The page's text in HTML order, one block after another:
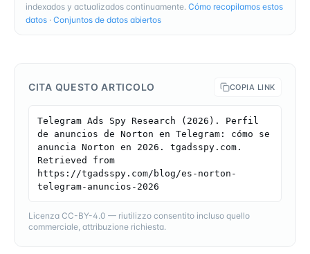
indexados y actualizados continuamente. Cómo recopilamos estos
datos · Conjuntos de datos abiertos
CITA QUESTO ARTICOLO COPIA LINK
Telegram Ads Spy Research (2026). Perfil
de anuncios de Norton en Telegram: cómo se
anuncia Norton en 2026. tgadsspy.com.
Retrieved from
https://tgadsspy.com/blog/es-norton-
telegram-anuncios-2026
Licenza CC-BY-4.0 — riutilizzo consentito incluso quello
commerciale, attribuzione richiesta.